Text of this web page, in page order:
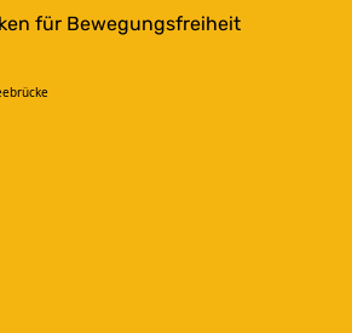
für Bewegungsfreiheit